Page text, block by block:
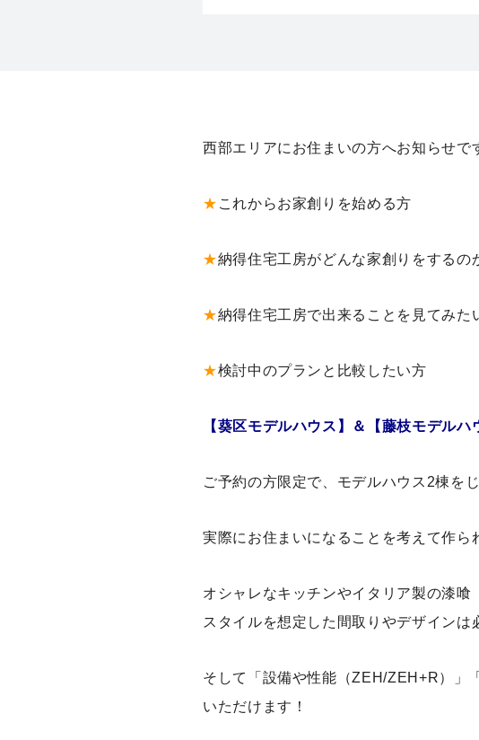
西部エリアにお住まいの方へお知らせで
★ これからお家創りを始める方
★納得住宅工房がどんな家創りをするの
★納得住宅工房で出来ることを見てみた
★検討中のプランと比較したい方
【葵区モデルハウス】＆【藤枝モデルハ
ご予約の方限定で、モデルハウス2棟を
実際にお住まいになることを考えて作ら
オシャレなキッチンやイタリア製の漆
スタイルを想定した間取りやデザインは
そして「設備や性能（ZEH/ZEH+R）」
いただけます！